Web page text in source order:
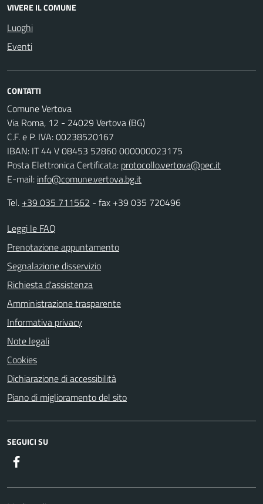
VIVERE IL COMUNE
Luoghi
Eventi
CONTATTI
Comune Vertova
Via Roma, 12 - 24029 Vertova (BG)
C.F. e P. IVA: 00238520167
IBAN: IT 44 V 08453 52860 000000023175
Posta Elettronica Certificata: protocollo.vertova@pec.it
E-mail: info@comune.vertova.bg.it
Tel. +39 035 711562 - fax +39 035 720496
Leggi le FAQ
Prenotazione appuntamento
Segnalazione disservizio
Richiesta d'assistenza
Amministrazione trasparente
Informativa privacy
Note legali
Cookies
Dichiarazione di accessibilità
Piano di miglioramento del sito
SEGUICI SU